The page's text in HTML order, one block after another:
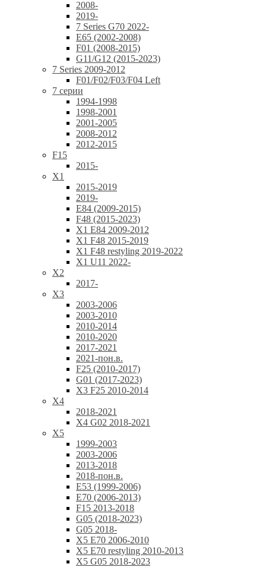
2008-
2019-
7 Series G70 2022-
E65 (2002-2008)
F01 (2008-2015)
G11/G12 (2015-2023)
7 Series 2009-2012
F01/F02/F03/F04 Left
7 серии
1994-1998
1998-2001
2001-2005
2008-2012
2012-2015
F15
2015-
X1
2015-2019
2019-
E84 (2009-2015)
F48 (2015-2023)
X1 E84 2009-2012
X1 F48 2015-2019
X1 F48 restyling 2019-2022
X1 U11 2022-
X2
2017-
X3
2003-2006
2003-2010
2010-2014
2010-2020
2017-2021
2021-пон.в.
F25 (2010-2017)
G01 (2017-2023)
X3 F25 2010-2014
X4
2018-2021
X4 G02 2018-2021
X5
1999-2003
2003-2006
2013-2018
2018-пон.в.
E53 (1999-2006)
E70 (2006-2013)
F15 2013-2018
G05 (2018-2023)
G05 2018-
X5 E70 2006-2010
X5 E70 restyling 2010-2013
X5 G05 2018-2023